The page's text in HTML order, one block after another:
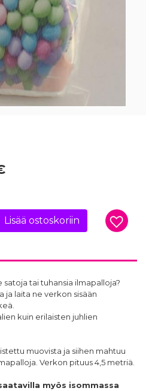
Lisää ostoskoriin
tai tuhansia ilmapalloja?
ja laita ne verkon sisään
kuin erilaisten juhlien
muovista ja siihen mahtuu
Verkon pituus 4,5 metriä.
myös isommassa